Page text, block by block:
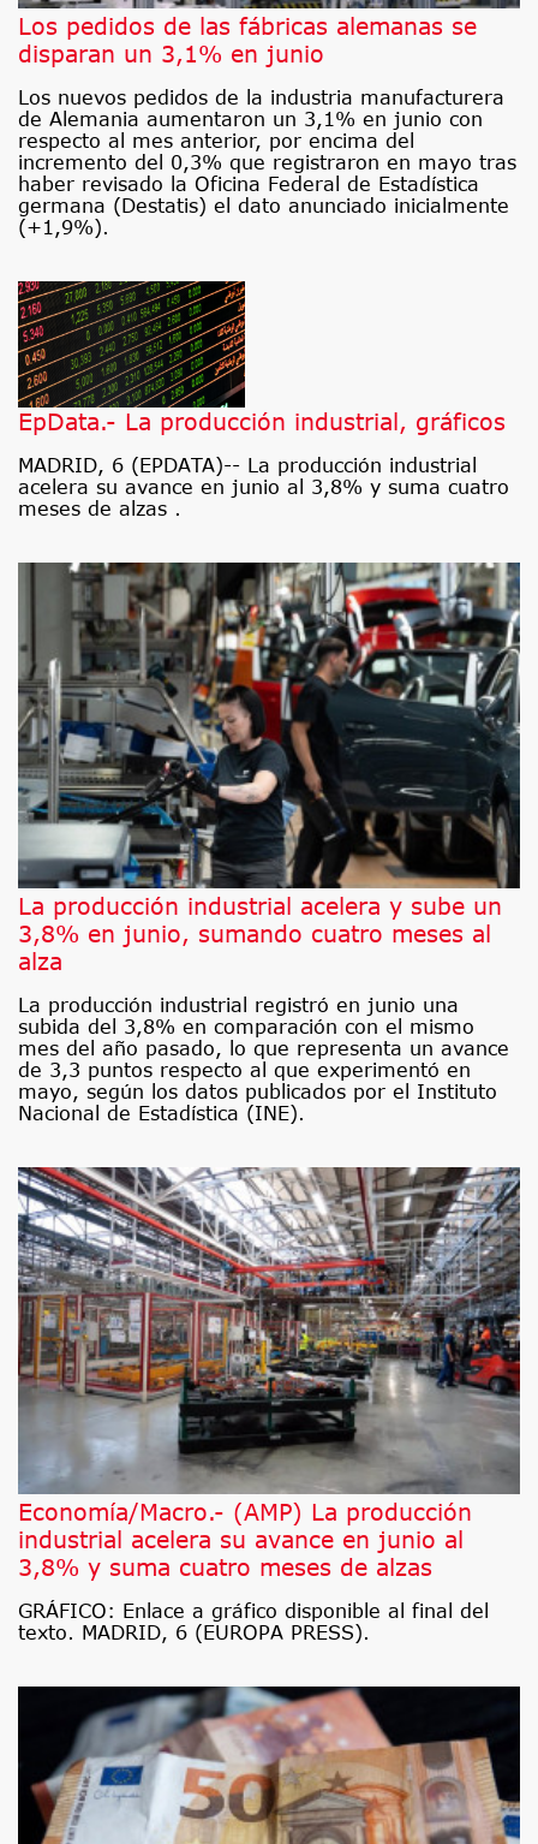
Los pedidos de las fábricas alemanas se
disparan un 3,1% en junio
Los nuevos pedidos de la industria manufacturera
de Alemania aumentaron un 3,1% en junio con
respecto al mes anterior, por encima del
incremento del 0,3% que registraron en mayo tras
haber revisado la Oficina Federal de Estadística
germana (Destatis) el dato anunciado inicialmente
(+1,9%).
EpData.- La producción industrial, gráficos
MADRID, 6 (EPDATA)-- La producción industrial
acelera su avance en junio al 3,8% y suma cuatro
meses de alzas .
La producción industrial acelera y sube un
3,8% en junio, sumando cuatro meses al
alza
La producción industrial registró en junio una
subida del 3,8% en comparación con el mismo
mes del año pasado, lo que representa un avance
de 3,3 puntos respecto al que experimentó en
mayo, según los datos publicados por el Instituto
Nacional de Estadística (INE).
Economía/Macro.- (AMP) La producción
industrial acelera su avance en junio al
3,8% y suma cuatro meses de alzas
GRÁFICO: Enlace a gráfico disponible al final del
texto. MADRID, 6 (EUROPA PRESS).